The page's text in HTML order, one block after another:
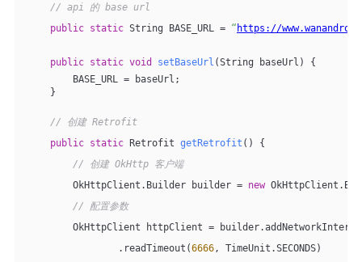
// api 的 base url
public static String BASE_URL = “ https://
public static void setBaseUrl (String baseUrl)
{
BASE_URL = baseUrl;
}
// 创建 Retrofit
public static Retrofit getRetrofit ()
{
// 创建 OkHttp 客户端
OkHttpClient.Builder builder = new
// 配置参数
OkHttpClient httpClient =
.readTimeout(6666, TimeUnit.SECONDS)